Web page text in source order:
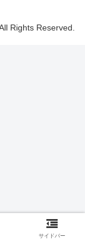
Rights Reserved.
サイドバー